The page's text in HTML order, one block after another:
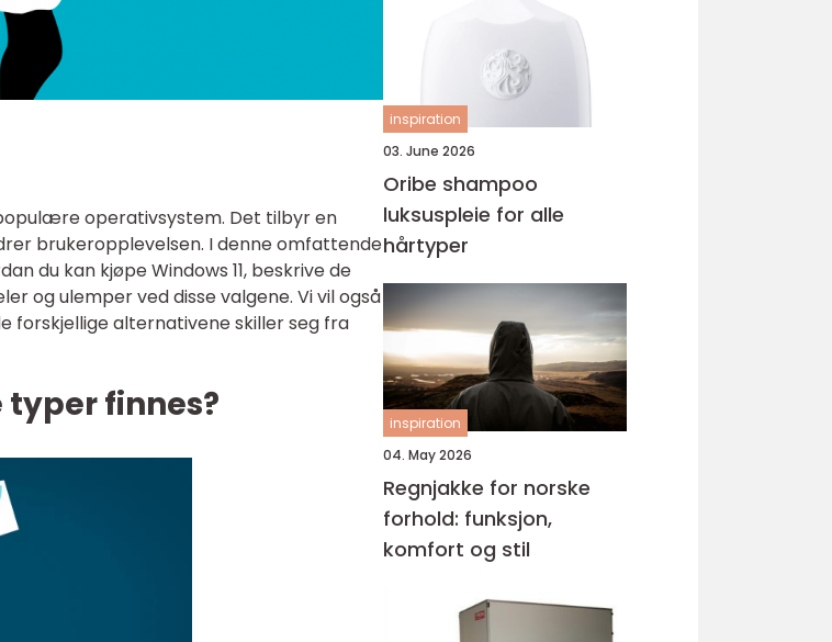
operativsystem. Det tilbyr en
brukeropplevelsen. I denne omfattende
du kan kjøpe Windows 11, beskrive de
og ulemper ved disse valgene. Vi vil også
forskjellige alternativene skiller seg fra
typer finnes?
inspiration
03. June 2026
Oribe shampoo
luksuspleie for alle
hårtyper
inspiration
04. May 2026
Regnjakke for norske
forhold: funksjon,
komfort og stil